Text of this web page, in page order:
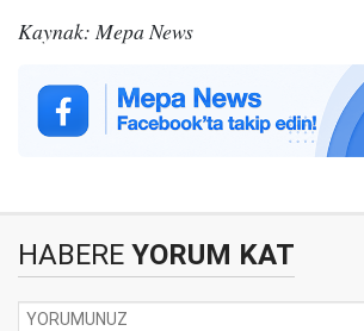
Kaynak: Mepa News
HABERE YORUM KAT